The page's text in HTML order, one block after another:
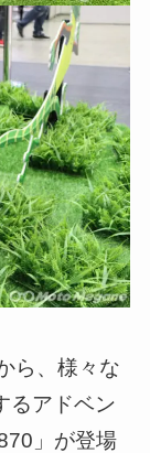
ら、様々な
るアドベン
」が登場